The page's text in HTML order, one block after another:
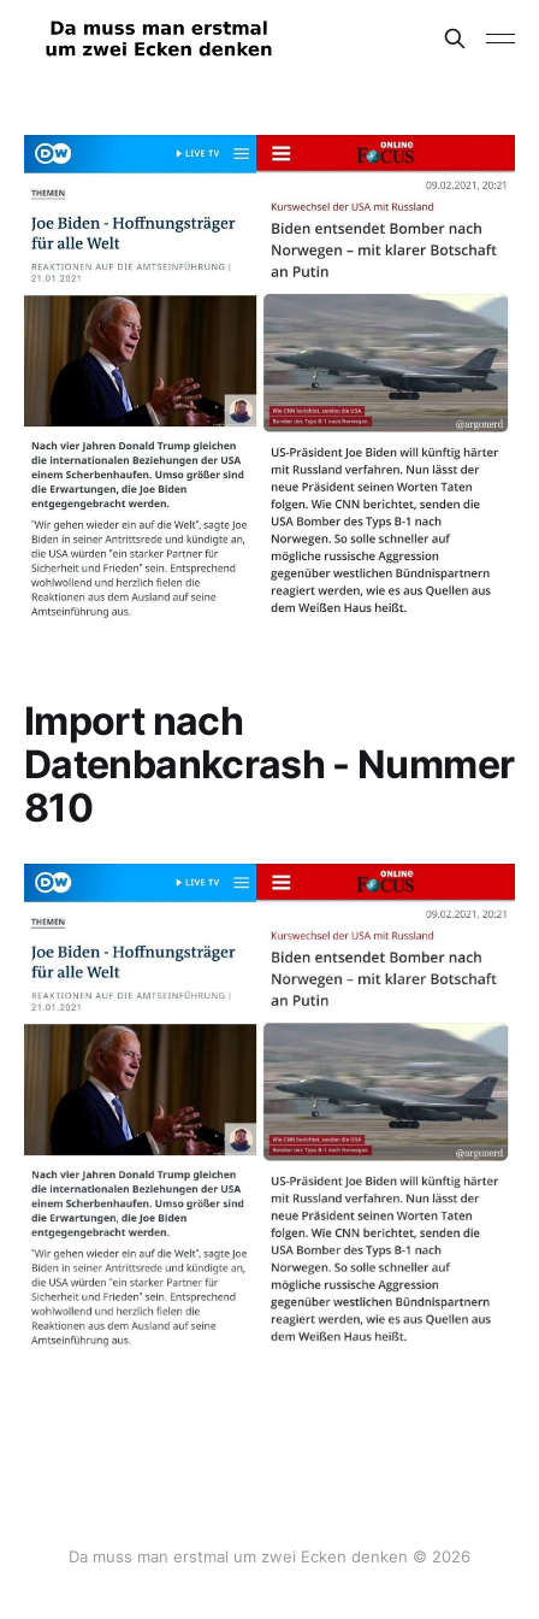
Import nach
Datenbankcrash - Nummer
810
Da muss man erstmal um zwei Ecken denken © 2026